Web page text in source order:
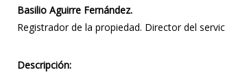
Basilio Aguirre Fernández.
Registrador de la propiedad. Director del
Descripción: